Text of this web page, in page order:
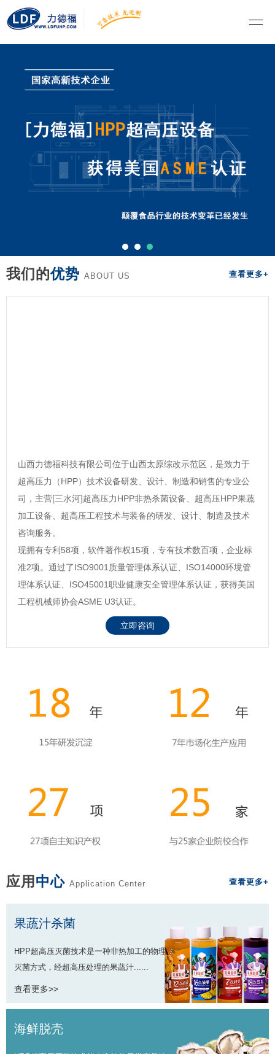
我们的优势 ABOUT US 查看更多+
山西力德福科技有限公司位于山西太原综改示范区，是致力于
超高压力（HPP）技术设备研发、设计、制造和销售的专业公
司，主营[三水河]超高压力HPP非热杀菌设备、超高压HPP果蔬
加工设备、超高压工程技术与装备的研发、设计、制造及技术
咨询服务。
现拥有专利58项，软件著作权15项，专有技术数百项，企业标
准2项。通过了ISO9001质量管理体系认证、ISO14000环境管
理体系认证、ISO45001职业健康安全管理体系认证，获得美国
工程机械师协会ASME U3认证。
立即咨询
应用 中心 Application Center 查看更多+
果蔬汁杀菌
HPP超高压灭菌技术是一种非热加工的物理
灭菌方式，经超高压处理的果蔬汁......
查看更多>>
海鲜脱壳